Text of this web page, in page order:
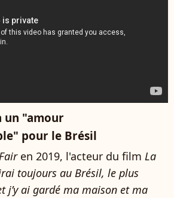
un "amour
pour le Brésil
en 2019, l'acteur du film La
toujours au Brésil, le plus
j’y ai gardé ma maison et ma